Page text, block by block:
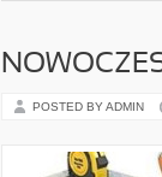
POSTED BY ADMIN